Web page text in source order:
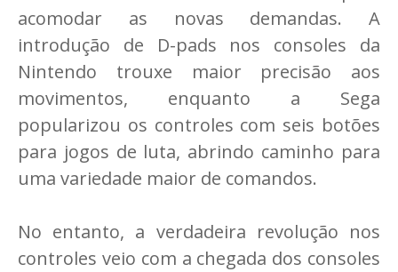
acomodar as novas demandas. A
introdução de D-pads nos consoles da
Nintendo trouxe maior precisão aos
movimentos, enquanto a Sega
popularizou os controles com seis botões
para jogos de luta, abrindo caminho para
uma variedade maior de comandos.
No entanto, a verdadeira revolução nos
controles veio com a chegada dos consoles